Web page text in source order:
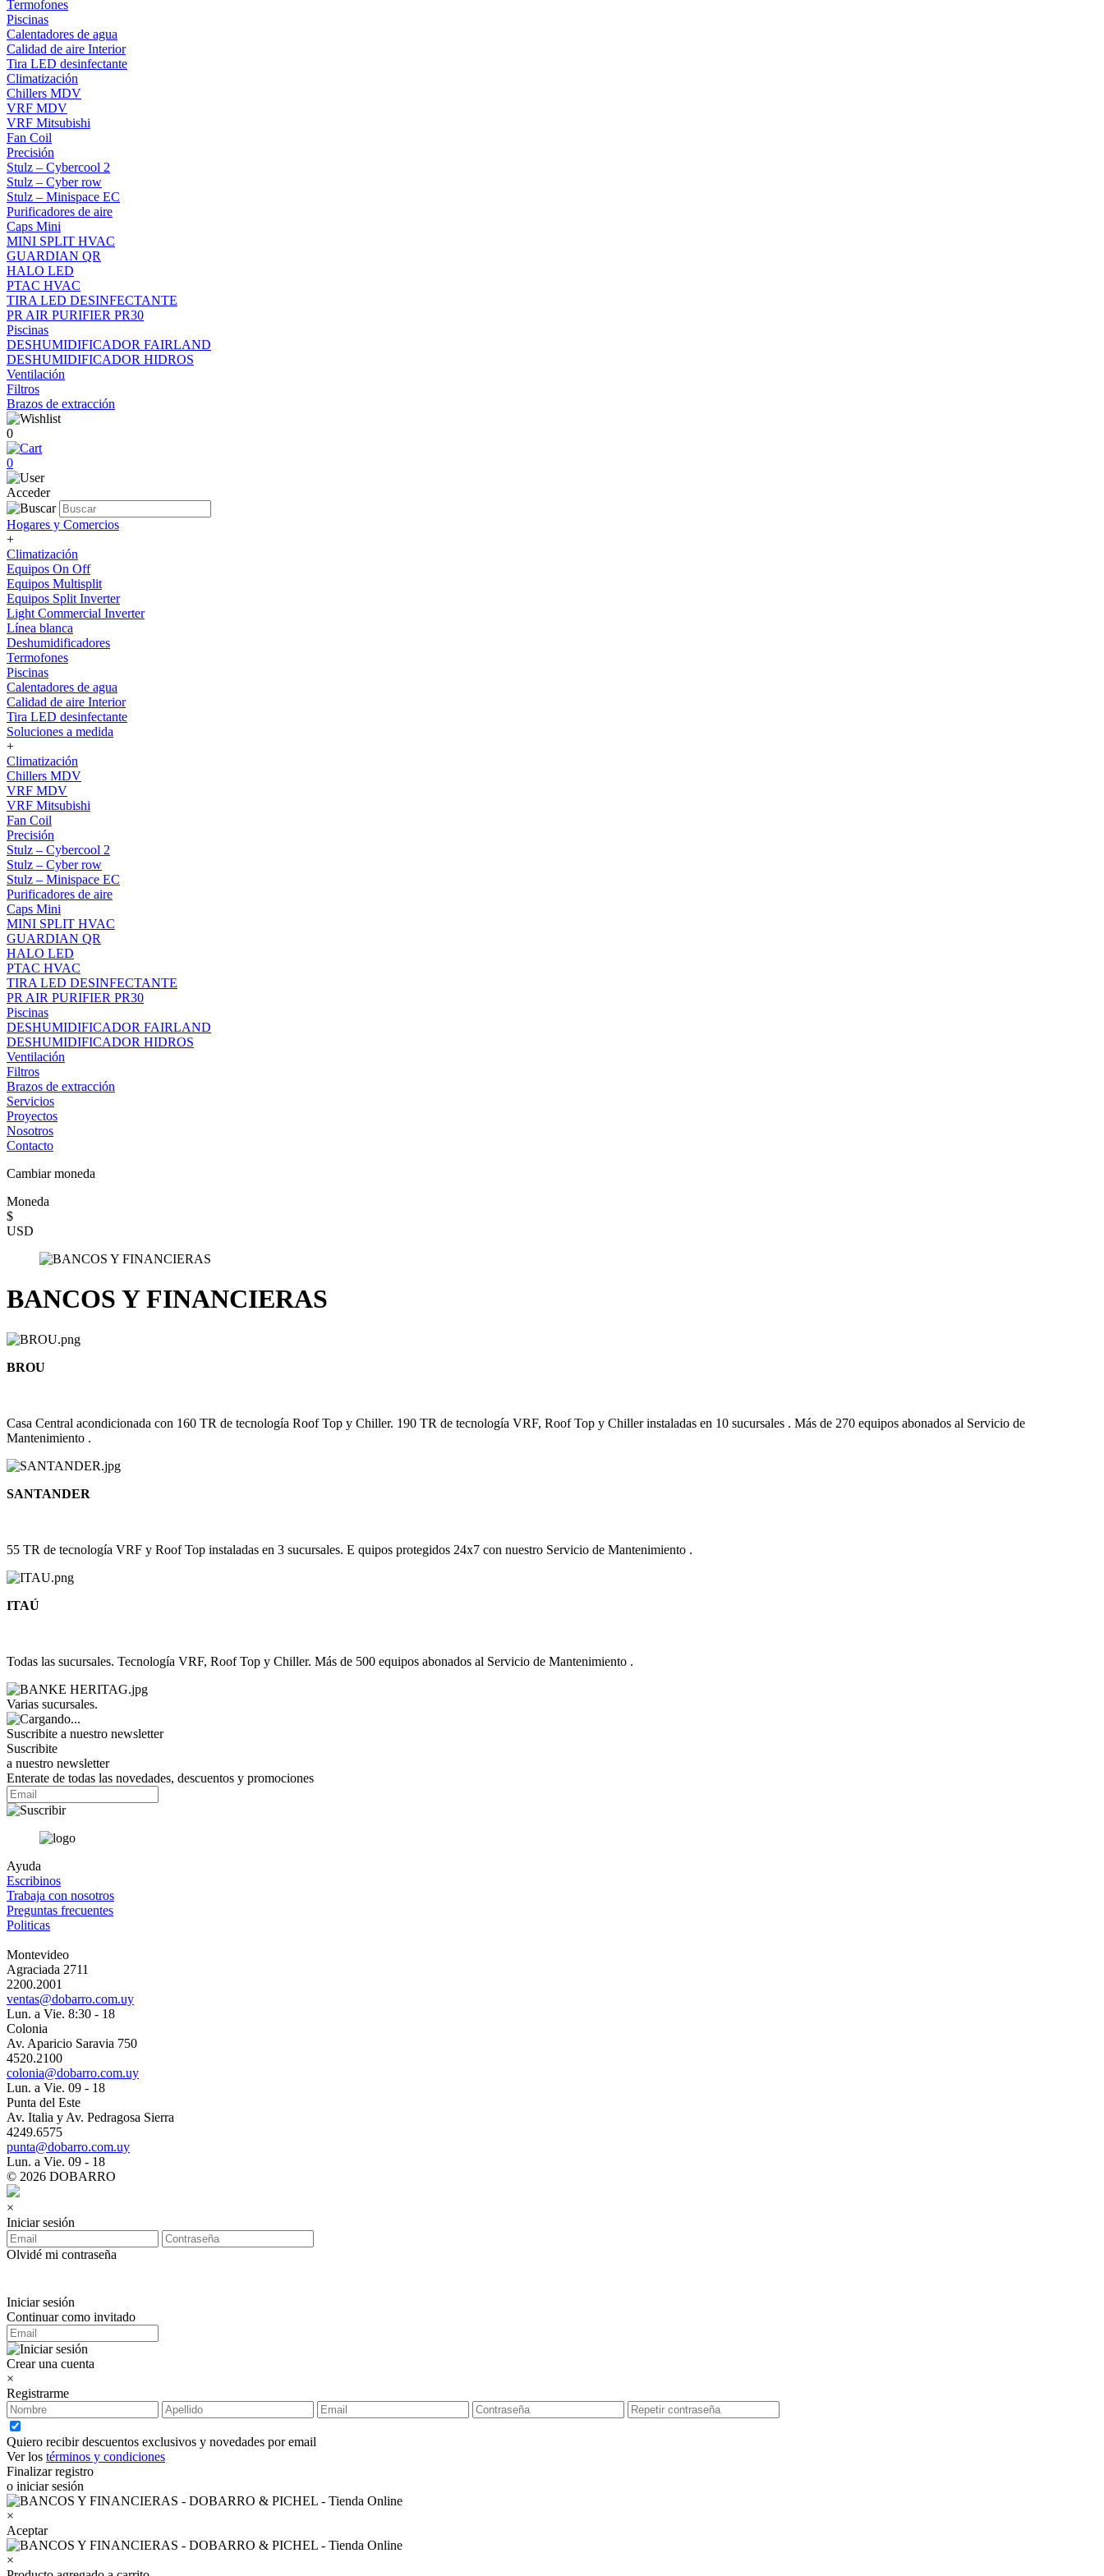
Termofones
Piscinas
Calentadores de agua
Calidad de aire Interior
Tira LED desinfectante
Climatización
Chillers MDV
VRF MDV
VRF Mitsubishi
Fan Coil
Precisión
Stulz – Cybercool 2
Stulz – Cyber row
Stulz – Minispace EC
Purificadores de aire
Caps Mini
MINI SPLIT HVAC
GUARDIAN QR
HALO LED
PTAC HVAC
TIRA LED DESINFECTANTE
PR AIR PURIFIER PR30
Piscinas
DESHUMIDIFICADOR FAIRLAND
DESHUMIDIFICADOR HIDROS
Ventilación
Filtros
Brazos de extracción
0
0
Acceder
Hogares y Comercios
+
Climatización
Equipos On Off
Equipos Multisplit
Equipos Split Inverter
Light Commercial Inverter
Línea blanca
Deshumidificadores
Termofones
Piscinas
Calentadores de agua
Calidad de aire Interior
Tira LED desinfectante
Soluciones a medida
+
Climatización
Chillers MDV
VRF MDV
VRF Mitsubishi
Fan Coil
Precisión
Stulz – Cybercool 2
Stulz – Cyber row
Stulz – Minispace EC
Purificadores de aire
Caps Mini
MINI SPLIT HVAC
GUARDIAN QR
HALO LED
PTAC HVAC
TIRA LED DESINFECTANTE
PR AIR PURIFIER PR30
Piscinas
DESHUMIDIFICADOR FAIRLAND
DESHUMIDIFICADOR HIDROS
Ventilación
Filtros
Brazos de extracción
Servicios
Proyectos
Nosotros
Contacto
Cambiar moneda
Moneda
$
USD
BANCOS Y FINANCIERAS
BROU
Casa Central acondicionada con 160 TR de tecnología Roof Top y Chiller. 190 TR de tecnología VRF, Roof Top y Chiller instaladas en 10 sucursales . Más de 270 equipos abonados al Servicio de
Mantenimiento .
SANTANDER
55 TR de tecnología VRF y Roof Top instaladas en 3 sucursales. E quipos protegidos 24x7 con nuestro Servicio de Mantenimiento .
ITAÚ
Todas las sucursales. Tecnología VRF, Roof Top y Chiller. Más de 500 equipos abonados al Servicio de Mantenimiento .
Varias sucursales.
Suscribite a nuestro newsletter
Suscribite
a nuestro newsletter
Enterate de todas las novedades, descuentos y promociones
Ayuda
Escribinos
Trabaja con nosotros
Preguntas frecuentes
Politicas
Montevideo
Agraciada 2711
2200.2001
ventas@dobarro.com.uy
Lun. a Vie. 8:30 - 18
Colonia
Av. Aparicio Saravia 750
4520.2100
colonia@dobarro.com.uy
Lun. a Vie. 09 - 18
Punta del Este
Av. Italia y Av. Pedragosa Sierra
4249.6575
punta@dobarro.com.uy
Lun. a Vie. 09 - 18
© 2026 DOBARRO
×
Iniciar sesión
Olvidé mi contraseña
Iniciar sesión
Continuar como invitado
Crear una cuenta
×
Registrarme
Quiero recibir descuentos exclusivos y novedades por email
Ver los términos y condiciones
Finalizar registro
o iniciar sesión
×
Aceptar
×